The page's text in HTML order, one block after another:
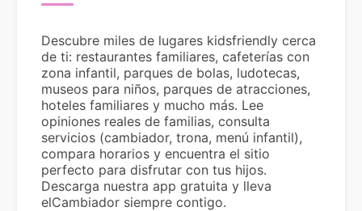
Descubre miles de lugares kidsfriendly cerca
de ti: restaurantes familiares, cafeterías con
zona infantil, parques de bolas, ludotecas,
museos para niños, parques de atracciones,
hoteles familiares y mucho más. Lee
opiniones reales de familias, consulta
servicios (cambiador, trona, menú infantil),
compara horarios y encuentra el sitio
perfecto para disfrutar con tus hijos.
Descarga nuestra app gratuita y lleva
elCambiador siempre contigo.